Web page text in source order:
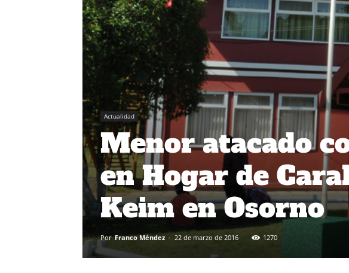
Actualidad
Menor atacado
en Hogar de
Keim en Osorno
Por Franco Méndez - 22 de marzo de 2016 1270